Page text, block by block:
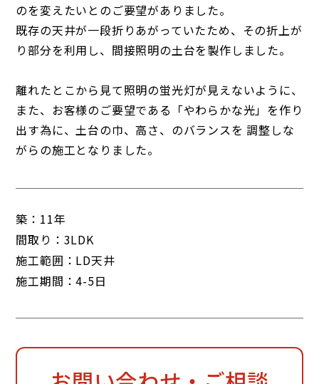
のを変えたいとのご要望がありました。
既存の天井が一段折りあがっていたため、その折上が
り部分を利用し、間接照明の土台を製作しました。
離れたとこから見て照明の蛍光灯が見えないように、
また、お客様のご要望である「やわらかな光」を作り
出す為に、土台の巾、高さ、のバランスを 調整しな
がらの施工となりました。
築： 11年
間取り： 3LDK
施工範囲： LD天井
施工期間：4-5日